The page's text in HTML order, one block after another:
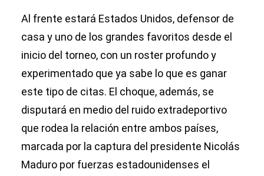
Al frente estará Estados Unidos, defensor de
casa y uno de los grandes favoritos desde el
inicio del torneo, con un roster profundo y
experimentado que ya sabe lo que es ganar
este tipo de citas. El choque, además, se
disputará en medio del ruido extradeportivo
que rodea la relación entre ambos países,
marcada por la captura del presidente Nicolás
Maduro por fuerzas estadounidenses el